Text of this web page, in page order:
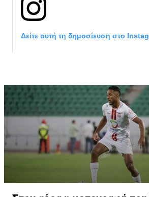
Δείτε αυτή τη δημοσίευση στο